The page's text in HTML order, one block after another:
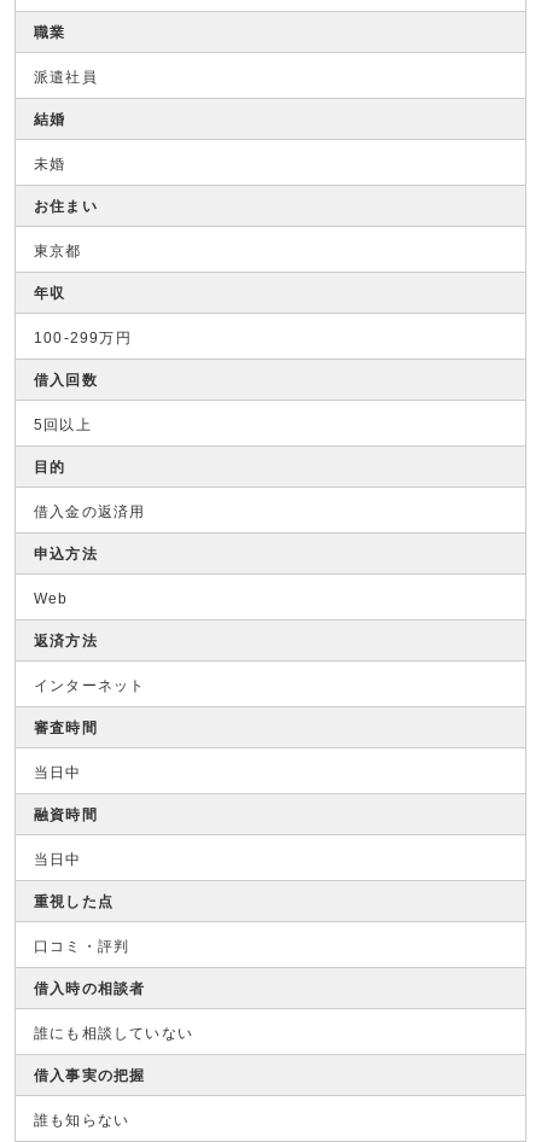
職業
派遣社員
結婚
未婚
お住まい
東京都
年収
100-299万円
借入回数
5回以上
目的
借入金の返済用
申込方法
Web
返済方法
インターネット
審査時間
当日中
融資時間
当日中
重視した点
口コミ・評判
借入時の相談者
誰にも相談していない
借入事実の把握
誰も知らない